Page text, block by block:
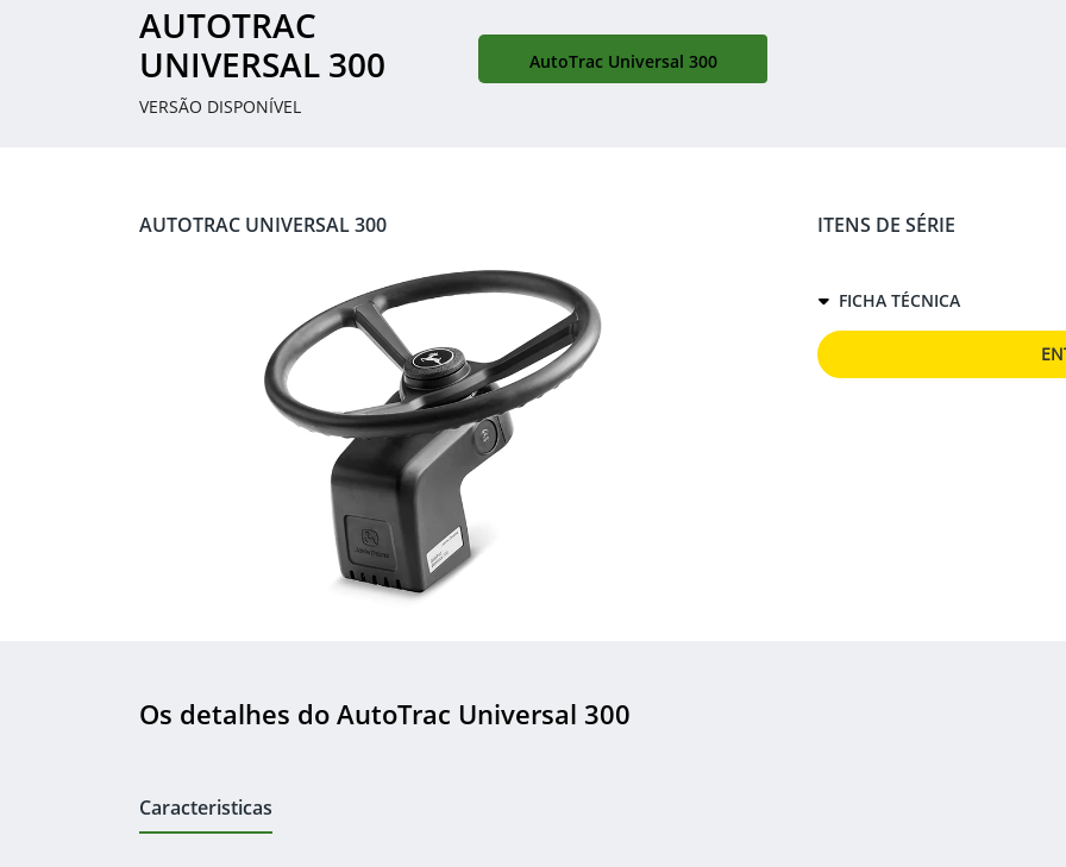
AUTOTRAC
UNIVERSAL 300
VERSÃO DISPONÍVEL
AutoTrac Universal 300
AUTOTRAC UNIVERSAL 300 ITENS DE SÉRIE
FICHA TÉCNICA
Os detalhes do AutoTrac Universal 300
Caracteristicas